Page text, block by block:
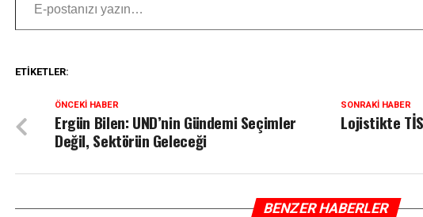
ETIKETLER:
SONRAKI HABER
Lojistikte
ÖNCEKI HABER
Ergün Bilen: UND’nin Gündemi Seçimler
Değil, Sektörün Geleceği
BENZER HABERLER